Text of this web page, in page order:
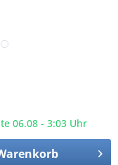
06.08 - 3:03 Uhr